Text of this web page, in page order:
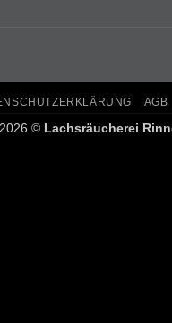
AGB
© Lachsräucherei